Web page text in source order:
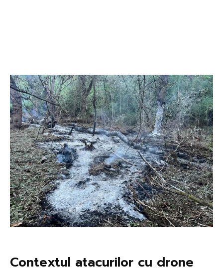
Contextul atacurilor cu drone